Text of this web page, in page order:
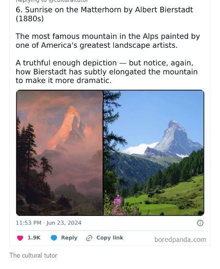
The cultural tutor